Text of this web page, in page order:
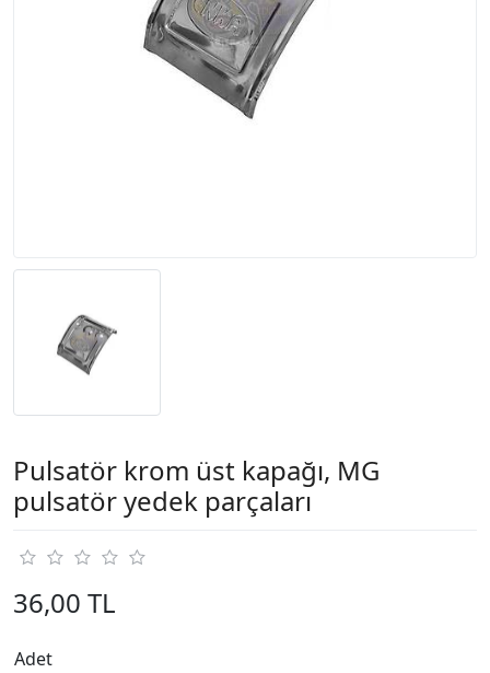
Pulsatör krom üst kapağı, MG
pulsatör yedek parçaları
36,00 TL
Adet